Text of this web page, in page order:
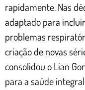
rapidamente. Nas
adaptado para
problemas
criação de novas
consolidou o Lian
para a saúde